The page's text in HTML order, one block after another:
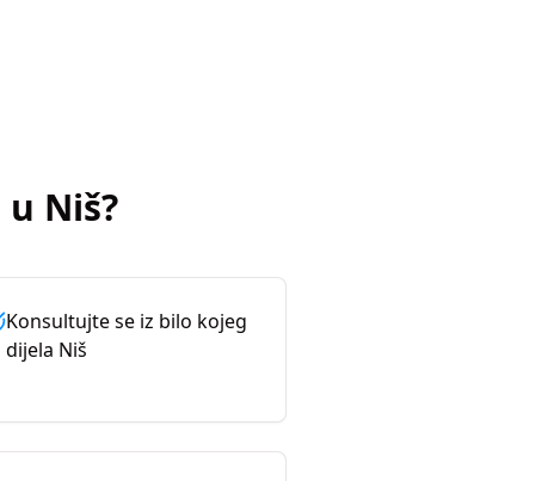
u Niš?
Konsultujte se iz bilo kojeg
dijela Niš